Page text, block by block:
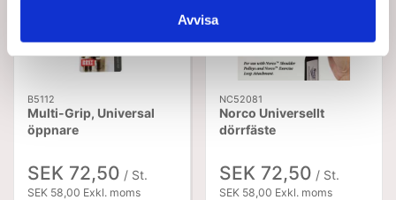
Avvisa
B5112
Multi-Grip, Universal
öppnare
SEK 72,50 / St.
SEK 58,00 Exkl. moms
NC52081
Norco Universellt
dörrfäste
SEK 72,50 / St.
SEK 58,00 Exkl. moms